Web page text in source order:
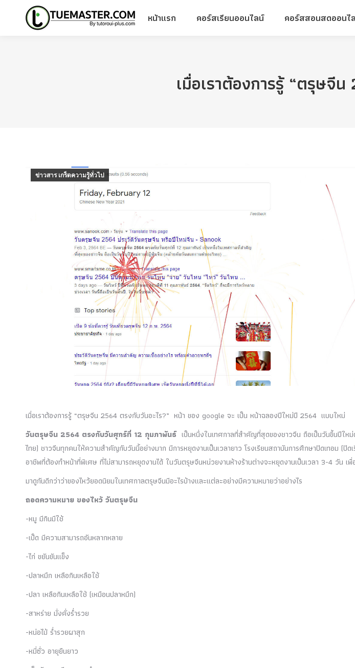
หน้าแรก คอร์สเรียนออนไลน์ คอร์สสอนสดออนไ
เมื่อเราต้องการรู้ “ตรุษจี
ข่าวสาร เกร็ดความรู้ทั่วไป
เมื่อเราต้องการรู้ “ตรุษจีน 2564 ตรงกับวันอะไร?” หน้า ของ google จะ เป็น หน้าฉลองปีใหม่ปี 2564 แบบใหม่
วันตรุษจีน 2564 ตรงกับวันศุกร์ที่ 12 กุมภาพันธ์ เป็นหนึ่งในเทศกาลที่สำคัญที่สุดของชาวจีน ถือเป็นวันขึ้นปีใ
ไทย) ชาวจีนทุกคนให้ความสำคัญกับวันนี้อย่างมาก มีการหยุดงานเป็นเวลายาว โรงเรียนสถาบันการศึกษาปิดเทอม (ปิ
อาชีพที่ต้องทำหน้าที่พิเศษ ที่ไม่สามารถหยุดงานได้ ในวันตรุษจีนหน่วยงานห้างร้านต่างจะหยุดงานเป็นเวลา 3-4 วัน เ
มาดูกันดีกว่าว่าของไหว้ยอดนิยมในเทศกาลตรุษจีนมีอะไรบ้างและแต่ละอย่างมีความหมายว่าอย่างไร
ถอดความหมาย ของไหว้ วันตรุษจีน
-หมู มีกินมีใช้
-เป็ด มีความสามารถอันหลากหลาย
-ไก่ ขยันขันแข็ง
-ปลาหมึก เหลือกินเหลือใช้
-ปลา เหลือกินเหลือใช้ (เหมือนปลาหมึก)
-สาหร่าย มั่งคั่งร่ำรวย
-หน่อไม้ ร่ำรวยผาสุก
-หมี่ซั่ว อายุยืนยาว
หน้าแรก คอร์สเรียนออนไลน์ คอร์สสอนสดออนไ